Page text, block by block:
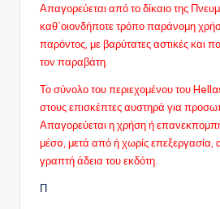
Απαγορεύεται από το δίκαιο της
καθ΄οιονδήποτε τρόπο παράνομη
παρόντος, με βαρύτατες αστικές και
τον παραβάτη.
Το σύνολο του περιεχομένου του
στους επισκέπτες αυστηρά για
Απαγορεύεται η χρήση ή
μέσo, μετά από ή χωρίς επεξεργασία,
γραπτή άδεια του εκδότη.
Π